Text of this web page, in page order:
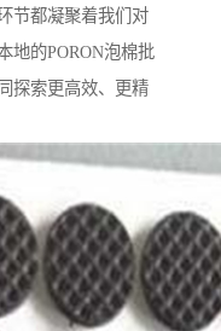
节都凝聚着我们对
地的PORON泡棉批
探索更高效、更精